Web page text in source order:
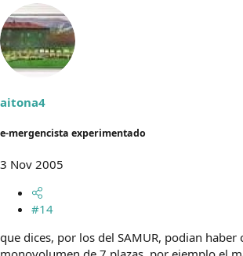
aitona4
e-mergencista experimentado
3 Nov 2005
#14
que dices, por los del SAMUR, podian haber